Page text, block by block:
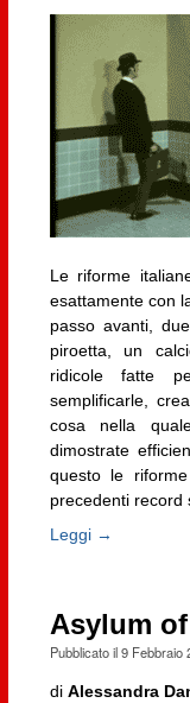
Le riforme
esattamente con
passo avanti,
piroetta, un
ridicole fatte
semplificarle,
cosa nella
dimostrate
questo le
precedenti record
Leggi →
Asylum of
Pubblicato il9 Febbraio
di Alessandra